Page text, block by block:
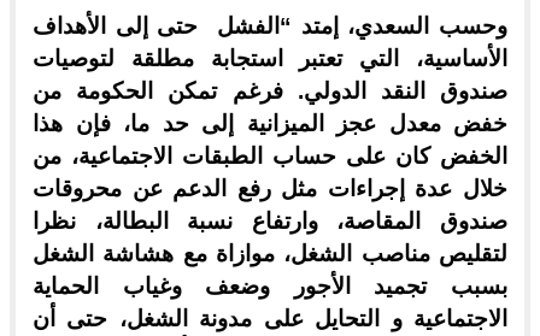
وحسب السعدي، إمتد “الفشل حتى إلى الأهداف
الأساسية، التي تعتبر استجابة مطلقة لتوصيات
صندوق النقد الدولي. فرغم تمكن الحكومة من
خفض معدل عجز الميزانية إلى حد ما، فإن هذا
الخفض كان على حساب الطبقات الاجتماعية، من
خلال عدة إجراءات مثل رفع الدعم عن محروقات
صندوق المقاصة، وارتفاع نسبة البطالة، نظرا
لتقليص مناصب الشغل، موازاة مع هشاشة الشغل
بسبب تجميد الأجور وضعف وغياب الحماية
الاجتماعية و التحايل على مدونة الشغل، حتى أن